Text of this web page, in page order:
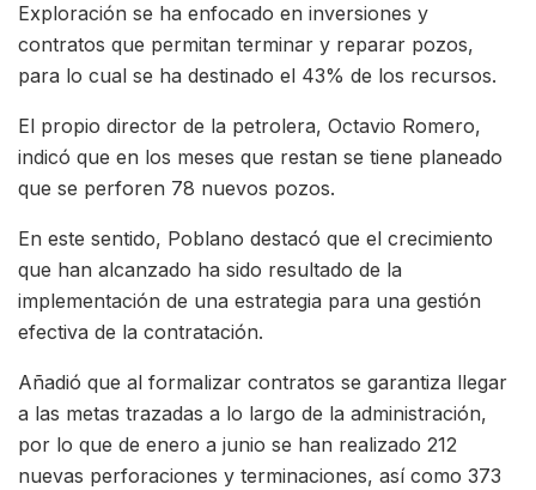
Exploración se ha enfocado en inversiones y
contratos que permitan terminar y reparar pozos,
para lo cual se ha destinado el 43% de los recursos.
El propio director de la petrolera, Octavio Romero,
indicó que en los meses que restan se tiene planeado
que se perforen 78 nuevos pozos.
En este sentido, Poblano destacó que el crecimiento
que han alcanzado ha sido resultado de la
implementación de una estrategia para una gestión
efectiva de la contratación.
Añadió que al formalizar contratos se garantiza llegar
a las metas trazadas a lo largo de la administración,
por lo que de enero a junio se han realizado 212
nuevas perforaciones y terminaciones, así como 373